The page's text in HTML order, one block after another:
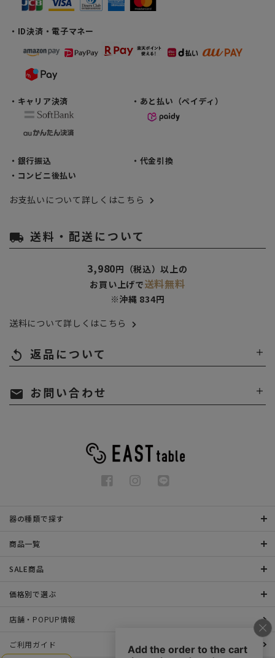
・ID決済・電子マネー
・キャリア決済 ・あと払い（ペイディ）
・銀行振込
・代金引換
・コンビニ後払い
お支払いについて詳しくはこちら
local_shipping 送料・配送について
3,980円（税込）以上の
お買い上げで送料無料
※沖縄 834円
送料について詳しくはこちら
replay 返品について
mail お問い合わせ
器の種類で探す
商品一覧
SALE商品
価格別で選ぶ
店舗・POPUP情報
ご利用ガイド